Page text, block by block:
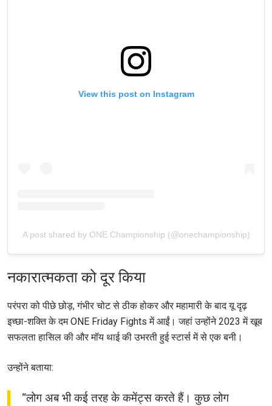
View this post on Instagram
A post shared by ONE Championship (@onechampionship)
नकारात्मकता को दूर किया
परंपरा को पीछे छोड़, गंभीर चोट से ठीक होकर और महामारी के बाद यू दृढ़
इच्छा-शक्ति के दम ONE Friday Fights में आईं। जहां उन्होंने 2023 में खूब
सफलता हासिल की और मॉय थाई की उभरती हुई स्टार्स में से एक बनी।
उन्होंने बताया:
“लोग अब भी कई तरह के कमेंट्स करते हैं। कुछ लोग
सदस्यता लें
By submitting this form, you are agreeing to our
collection, use and disclosure of your information
Privacy Policy. You may unsubscribe from